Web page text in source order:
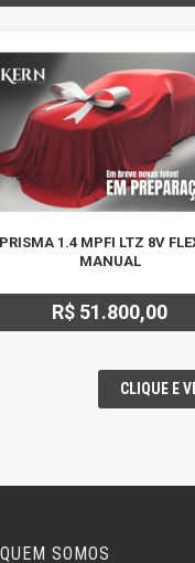
1.4 MPFI LTZ 8V
MANUAL
R$ 51.800,00
CLIQUE E
QUEM SOMOS